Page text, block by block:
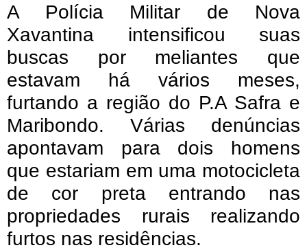
A Polícia Militar de Nova
Xavantina intensificou suas
buscas por meliantes que
estavam há vários meses,
furtando a região do P.A Safra e
Maribondo. Várias denúncias
apontavam para dois homens
que estariam em uma motocicleta
de cor preta entrando nas
propriedades rurais realizando
furtos nas residências.